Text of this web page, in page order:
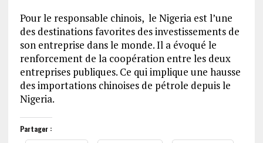
Pour le responsable chinois, le Nigeria est l’une
des destinations favorites des investissements de
son entreprise dans le monde. Il a évoqué le
renforcement de la coopération entre les deux
entreprises publiques. Ce qui implique une hausse
des importations chinoises de pétrole depuis le
Nigeria.
Partager :